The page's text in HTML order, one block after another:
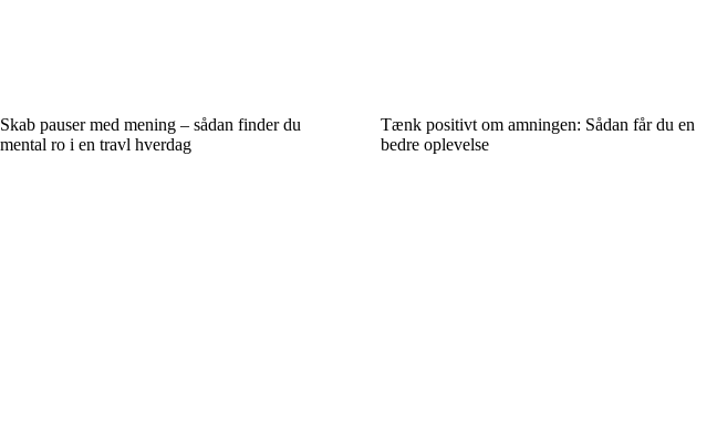
Skab pauser med mening – sådan finder du
mental ro i en travl hverdag
Tænk positivt om amningen: Sådan får du en
bedre oplevelse